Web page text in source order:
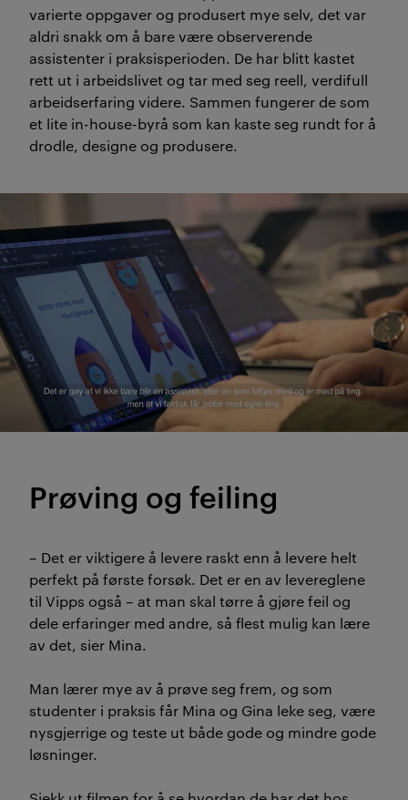
varierte oppgaver og produsert mye selv, det var
aldri snakk om å bare være observerende
assistenter i praksisperioden. De har blitt kastet
rett ut i arbeidslivet og tar med seg reell, verdifull
arbeidserfaring videre. Sammen fungerer de som
et lite in-house-byrå som kan kaste seg rundt for å
drodle, designe og produsere.
Prøving og feiling
– Det er viktigere å levere raskt enn å levere helt
perfekt på første forsøk. Det er en av levereglene
til Vipps også – at man skal tørre å gjøre feil og
dele erfaringer med andre, så flest mulig kan lære
av det, sier Mina.
Man lærer mye av å prøve seg frem, og som
studenter i praksis får Mina og Gina leke seg, være
nysgjerrige og teste ut både gode og mindre gode
løsninger.